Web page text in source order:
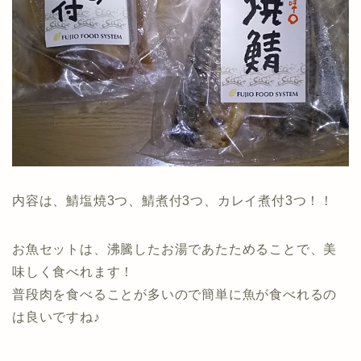
内容は、鯖塩焼3つ、鯖煮付3つ、カレイ煮付3つ！！
お魚セットは、沸騰したお湯であたためることで、美
味しく食べれます！
普段肉を食べることが多いので簡単に魚が食べれるの
は良いですね♪